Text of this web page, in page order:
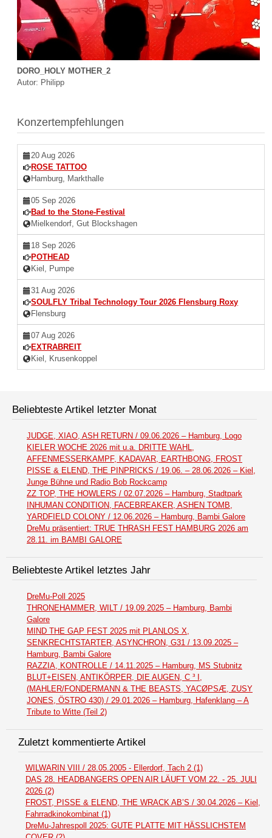
DORO_HOLY MOTHER_2
Autor: Philipp
Konzertempfehlungen
20 Aug 2026
ROSE TATTOO
Hamburg, Markthalle
05 Sep 2026
Bad to the Stone-Festival
Mielkendorf, Gut Blockshagen
18 Sep 2026
POTHEAD
Kiel, Pumpe
31 Aug 2026
SOULFLY Tribal Technology Tour 2026 Flensburg Roxy
Flensburg
07 Aug 2026
EXTRABREIT
Kiel, Krusenkoppel
Beliebteste Artikel letzter Monat
JUDGE, XIAO, ASH RETURN / 09.06.2026 – Hamburg, Logo
KIELER WOCHE 2026 mit u.a. DRITTE WAHL,
AFFENMESSERKAMPF, KADAVAR, EARTHBONG, FROST
PISSE & ELEND, THE PINPRICKS / 19.06. – 28.06.2026 – Kiel,
Junge Bühne und Radio Bob Rockcamp
ZZ TOP, THE HOWLERS / 02.07.2026 – Hamburg, Stadtpark
INHUMAN CONDITION, FACEBREAKER, ASHEN TOMB,
YARDFIELD COLONY / 12.06.2026 – Hamburg, Bambi Galore
DreMu präsentiert: TRUE THRASH FEST HAMBURG 2026 am
28.11. im BAMBI GALORE
Beliebteste Artikel letztes Jahr
DreMu-Poll 2025
THRONEHAMMER, WILT / 19.09.2025 – Hamburg, Bambi
Galore
MIND THE GAP FEST 2025 mit PLANLOS X,
SENKRECHTSTARTER, ASYNCHRON, G31 / 13.09.2025 –
Hamburg, Bambi Galore
RAZZIA, KONTROLLE / 14.11.2025 – Hamburg, MS Stubnitz
BLUT+EISEN, ANTIKÖRPER, DIE AUGEN, C ³ I,
(MAHLER/FONDERMANN & THE BEASTS, YACØPSÆ, ZUSY
JONES, ÖSTRO 430) / 29.01.2026 – Hamburg, Hafenklang – A
Tribute to Witte (Teil 2)
Zuletzt kommentierte Artikel
WILWARIN VIII / 28.05.2005 - Ellerdorf, Tach 2 (1)
DAS 28. HEADBANGERS OPEN AIR LÄUFT VOM 22. - 25. JULI
2026 (2)
FROST, PISSE & ELEND, THE WRACK AB’S / 30.04.2026 – Kiel,
Fahrradkinokombinat (1)
DreMu-Jahrespoll 2025: GUTE PLATTE MIT HÄSSLICHSTEM